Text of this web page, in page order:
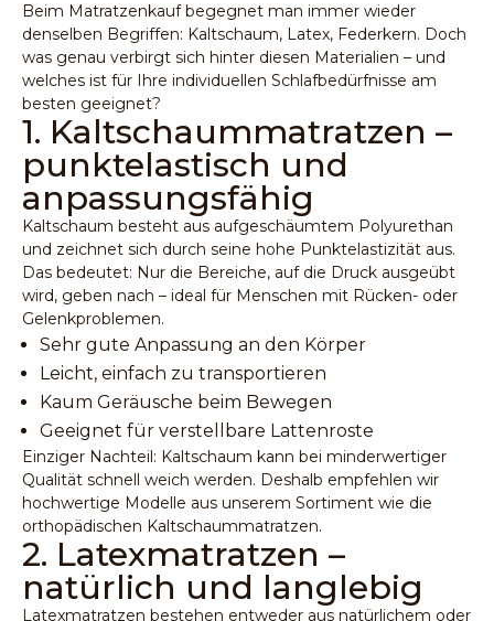
Beim Matratzenkauf begegnet man immer wieder
denselben Begriffen: Kaltschaum, Latex, Federkern. Doch
was genau verbirgt sich hinter diesen Materialien – und
welches ist für Ihre individuellen Schlafbedürfnisse am
besten geeignet?
1. Kaltschaummatratzen –
punktelastisch und
anpassungsfähig
Kaltschaum besteht aus aufgeschäumtem Polyurethan
und zeichnet sich durch seine hohe Punktelastizität aus.
Das bedeutet: Nur die Bereiche, auf die Druck ausgeübt
wird, geben nach – ideal für Menschen mit Rücken- oder
Gelenkproblemen.
Sehr gute Anpassung an den Körper
Leicht, einfach zu transportieren
Kaum Geräusche beim Bewegen
Geeignet für verstellbare Lattenroste
Einziger Nachteil: Kaltschaum kann bei minderwertiger
Qualität schnell weich werden. Deshalb empfehlen wir
hochwertige Modelle aus unserem Sortiment wie die
orthopädischen Kaltschaummatratzen.
2. Latexmatratzen –
natürlich und langlebig
Latexmatratzen bestehen entweder aus natürlichem oder